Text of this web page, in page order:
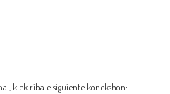
klek riba e siguiente konekshon: